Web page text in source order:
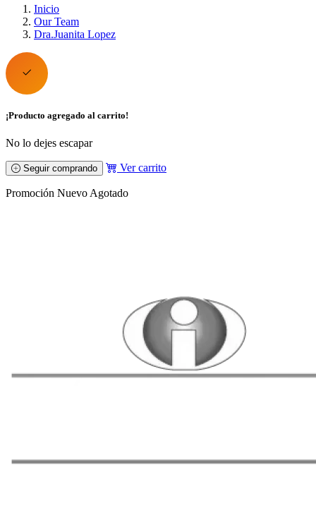
Inicio
Our Team
Dra.Juanita Lopez
¡Producto agregado al carrito!
No lo dejes escapar
Seguir comprando Ver carrito
Promoción Nuevo Agotado